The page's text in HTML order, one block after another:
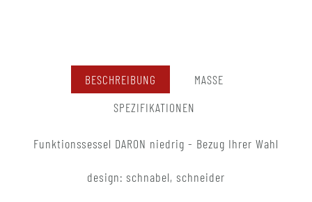
BESCHREIBUNG
MASSE
SPEZIFIKATIONEN
Funktionssessel DARON niedrig - Bezug Ihrer Wahl
design: schnabel, schneider